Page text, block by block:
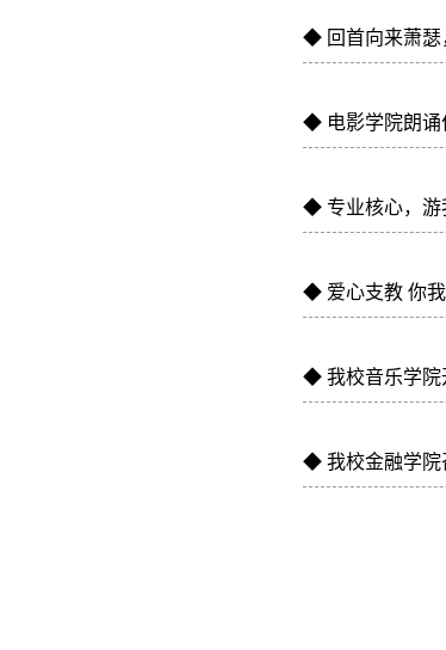
◆ 回首向来萧
◆ 电影学院朗
◆ 专业核心，
◆ 爱心支教 你
◆ 我校音乐学院
◆ 我校金融学院